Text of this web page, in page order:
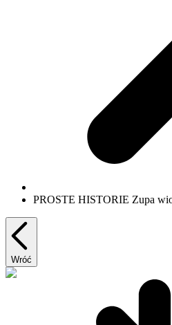
PROSTE HISTORIE Zupa
Wróć